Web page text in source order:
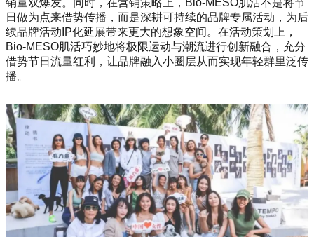
日做为点来借势传播，而是深耕可持续的品牌专属活动，为后
续品牌活动IP化延展带来更大的想象空间。在活动策划上，
Bio-MESO肌活巧妙地将极限运动与潮流进行创新融合，充分
借势节日流量红利，让品牌融入小圈层从而实现年轻群里泛传
播。